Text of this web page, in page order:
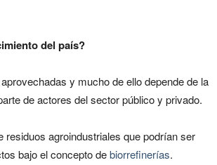
del país?
y mucho de ello depende de la
de actores del sector público y privado.
agroindustriales que podrían ser
bajo el concepto debiorrefinerías.